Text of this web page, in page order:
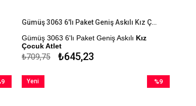
Gümüş 3063 6'lı Paket Geniş Askılı Kız Çocuk Atlet
Gümüş 3063 6'lı Paket Geniş Askılı Kız
Çocuk Atlet
Kapıda Ödeme Seçeneği
₺645,23
₺709,75
%9
Yeni